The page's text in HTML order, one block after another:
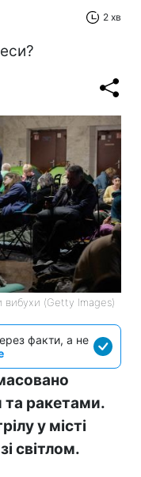
2 хв
вибухи (Getty Images)
факти, а не
ракетами.
у місті
світлом.